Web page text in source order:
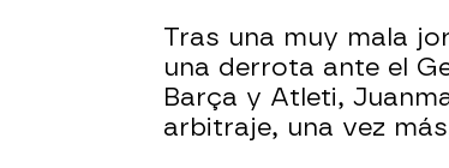
Tras una muy mala
una derrota ante el
Barça y Atleti,
arbitraje, una vez